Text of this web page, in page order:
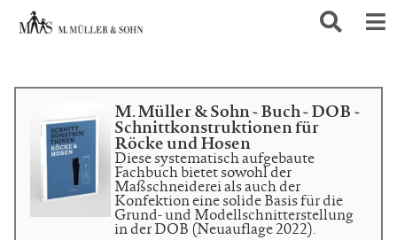
M. Müller & Sohn - Buch - DOB -
Schnittkonstruktionen für
Röcke und Hosen
Diese systematisch aufgebaute
Fachbuch bietet sowohl der
Maßschneiderei als auch der
Konfektion eine solide Basis für die
Grund- und Modellschnitterstellung
in der DOB (Neuauflage 2022).